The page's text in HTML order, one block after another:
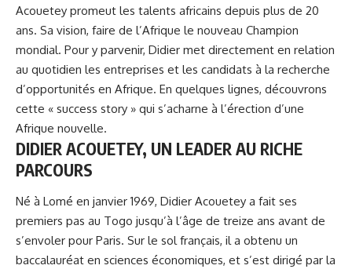
Acouetey promeut les talents africains depuis plus de 20
ans. Sa vision, faire de l’Afrique le nouveau Champion
mondial. Pour y parvenir, Didier met directement en relation
au quotidien les entreprises et les candidats à la recherche
d’opportunités en Afrique. En quelques lignes, découvrons
cette « success story » qui s’acharne à l’érection d’une
Afrique nouvelle.
DIDIER ACOUETEY, UN LEADER AU RICHE
PARCOURS
Né à Lomé en janvier 1969, Didier Acouetey a fait ses
premiers pas au Togo jusqu’à l’âge de treize ans avant de
s’envoler pour Paris. Sur le sol français, il a obtenu un
baccalauréat en sciences économiques, et s’est dirigé par la